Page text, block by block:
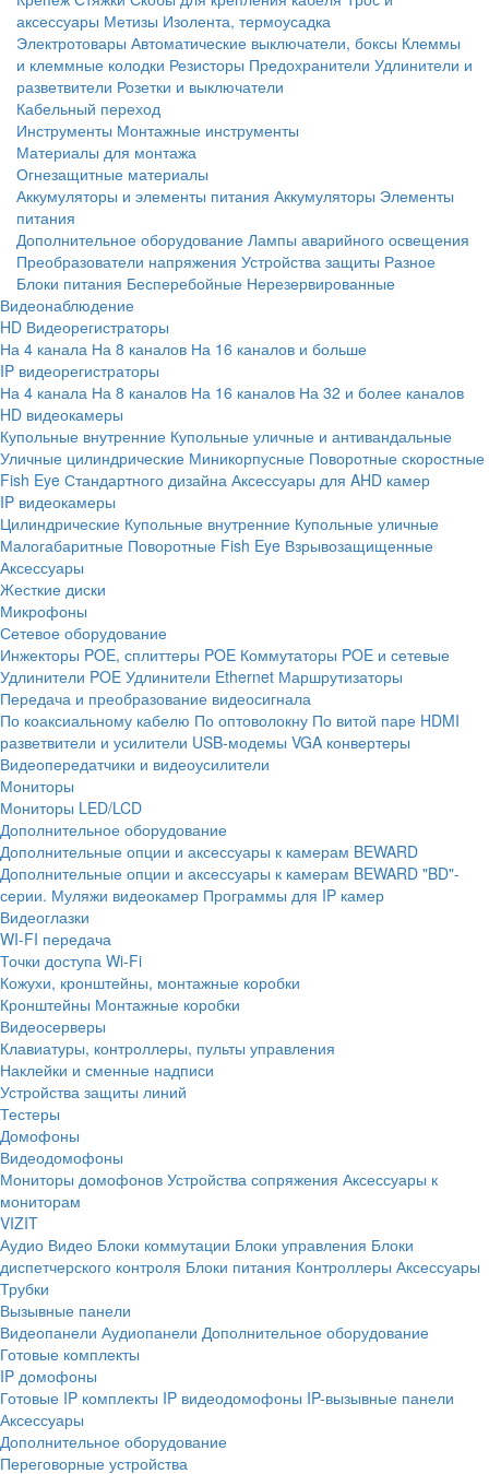
аксессуары Метизы Изолента, термоусадка
Электротовары Автоматические выключатели, боксы Клеммы
и клеммные колодки Резисторы Предохранители Удлинители и
разветвители Розетки и выключатели
Кабельный переход
Инструменты Монтажные инструменты
Материалы для монтажа
Огнезащитные материалы
Аккумуляторы и элементы питания Аккумуляторы Элементы
питания
Дополнительное оборудование Лампы аварийного освещения
Преобразователи напряжения Устройства защиты Разное
Блоки питания Бесперебойные Нерезервированные
Видеонаблюдение
HD Видеорегистраторы
На 4 канала На 8 каналов На 16 каналов и больше
IP видеорегистраторы
На 4 канала На 8 каналов На 16 каналов На 32 и более каналов
HD видеокамеры
Купольные внутренние Купольные уличные и антивандальные
Уличные цилиндрические Миникорпусные Поворотные скоростные
Fish Eye Стандартного дизайна Аксессуары для AHD камер
IP видеокамеры
Цилиндрические Купольные внутренние Купольные уличные
Малогабаритные Поворотные Fish Eye Взрывозащищенные
Аксессуары
Жесткие диски
Микрофоны
Сетевое оборудование
Инжекторы POE, сплиттеры POE Коммутаторы POE и сетевые
Удлинители POE Удлинители Ethernet Маршрутизаторы
Передача и преобразование видеосигнала
По коаксиальному кабелю По оптоволокну По витой паре HDMI
разветвители и усилители USB-модемы VGA конвертеры
Видеопередатчики и видеоусилители
Мониторы
Мониторы LED/LCD
Дополнительное оборудование
Дополнительные опции и аксессуары к камерам BEWARD
Дополнительные опции и аксессуары к камерам BEWARD "BD"-
серии. Муляжи видеокамер Программы для IP камер
Видеоглазки
WI-FI передача
Точки доступа Wi-Fi
Кожухи, кронштейны, монтажные коробки
Кронштейны Монтажные коробки
Видеосерверы
Клавиатуры, контроллеры, пульты управления
Наклейки и сменные надписи
Устройства защиты линий
Тестеры
Домофоны
Видеодомофоны
Мониторы домофонов Устройства сопряжения Аксессуары к
мониторам
VIZIT
Аудио Видео Блоки коммутации Блоки управления Блоки
диспетчерского контроля Блоки питания Контроллеры Аксессуары
Трубки
Вызывные панели
Видеопанели Аудиопанели Дополнительное оборудование
Готовые комплекты
IP домофоны
Готовые IP комплекты IP видеодомофоны IP-вызывные панели
Аксессуары
Дополнительное оборудование
Переговорные устройства